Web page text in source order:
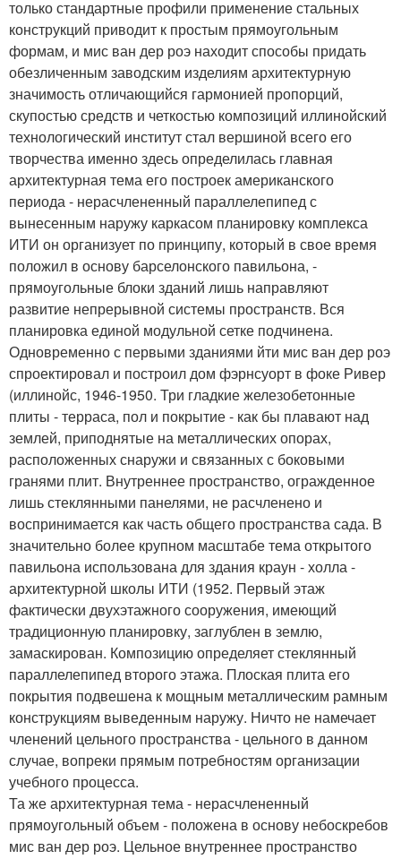
только стандартные профили применение стальных
конструкций приводит к простым прямоугольным
формам, и мис ван дер роэ находит способы придать
обезличенным заводским изделиям архитектурную
значимость отличающийся гармонией пропорций,
скупостью средств и четкостью композиций иллинойский
технологический институт стал вершиной всего его
творчества именно здесь определилась главная
архитектурная тема его построек американского
периода - нерасчлененный параллелепипед с
вынесенным наружу каркасом планировку комплекса
ИТИ он организует по принципу, который в свое время
положил в основу барселонского павильона, -
прямоугольные блоки зданий лишь направляют
развитие непрерывной системы пространств. Вся
планировка единой модульной сетке подчинена.
Одновременно с первыми зданиями йти мис ван дер роэ
спроектировал и построил дом фэрнсуорт в фоке Ривер
(иллинойс, 1946-1950. Три гладкие железобетонные
плиты - терраса, пол и покрытие - как бы плавают над
землей, приподнятые на металлических опорах,
расположенных снаружи и связанных с боковыми
гранями плит. Внутреннее пространство, огражденное
лишь стеклянными панелями, не расчленено и
воспринимается как часть общего пространства сада. В
значительно более крупном масштабе тема открытого
павильона использована для здания краун - холла -
архитектурной школы ИТИ (1952. Первый этаж
фактически двухэтажного сооружения, имеющий
традиционную планировку, заглублен в землю,
замаскирован. Композицию определяет стеклянный
параллелепипед второго этажа. Плоская плита его
покрытия подвешена к мощным металлическим рамным
конструкциям выведенным наружу. Ничто не намечает
членений цельного пространства - цельного в данном
случае, вопреки прямым потребностям организации
учебного процесса.
Та же архитектурная тема - нерасчлененный
прямоугольный объем - положена в основу небоскребов
мис ван дер роэ. Цельное внутреннее пространство